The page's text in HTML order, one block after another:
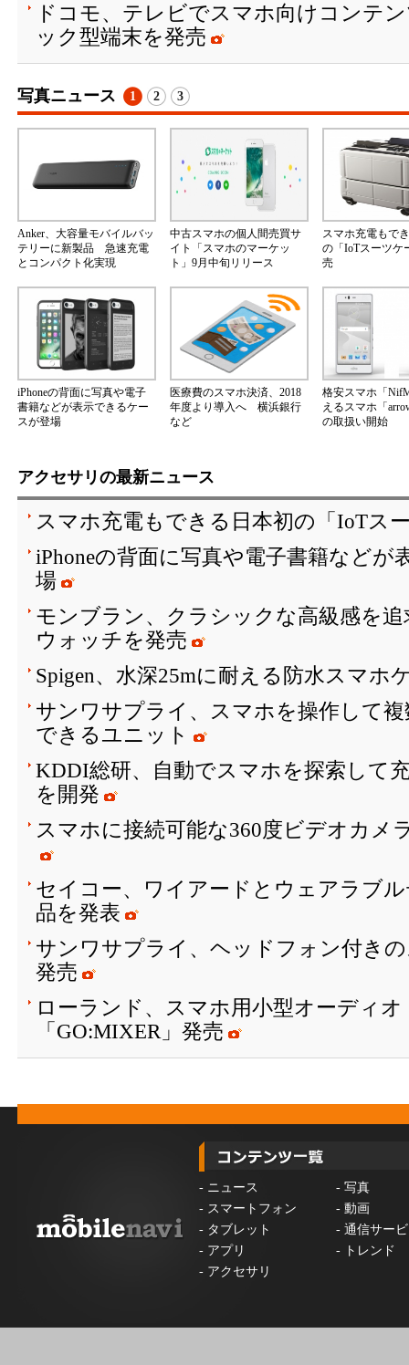
ドコモ、テレビでスマホ向けコンテ
ック型端末を発売
写真ニュース 1 2 3
Anker、大容量モバイルバッ
テリーに新製品 急速充電
とコンパクト化実現
中古スマホの個人間売買サ
イト「スマホのマーケッ
ト」9月中旬リリース
スマホ充電もで
の「IoTスーツケ
売
iPhoneの背面に写真や電子
書籍などが表示できるケー
スが登場
医療費のスマホ決済、2018
年度より導入へ 横浜銀行
など
格安スマホ「
えるスマホ「
の取扱い開始
アクセサリの最新ニュース
スマホ充電もできる日本初の「IoTス
iPhoneの背面に写真や電子書籍などが
場
モンブラン、クラシックな高級感を
ウォッチを発売
Spigen、水深25mに耐える防水スマホ
サンワサプライ、スマホを操作して
できるユニット
KDDI総研、自動でスマホを探索して
を開発
スマホに接続可能な360度ビデオカメ
セイコー、ワイアードとウェアラブ
品を発表
サンワサプライ、ヘッドフォン付き
発売
ローランド、スマホ用小型オーディ
「GO:MIXER」発売
- ニュース - 写真
- スマートフォン - 動画
- タブレット - 通信サー
- アプリ -
トレンド
- アクセサリ